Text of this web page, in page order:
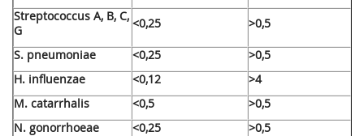
Streptococcus А, В, С,
G
<0,25 >0,5
S. pneumoniae <0,25
>0,5
Н. influenzae
<0,12
>4
М. catarrhalis
<0,5
>0,5
N. gonorrhoeae
<0,25
>0,5